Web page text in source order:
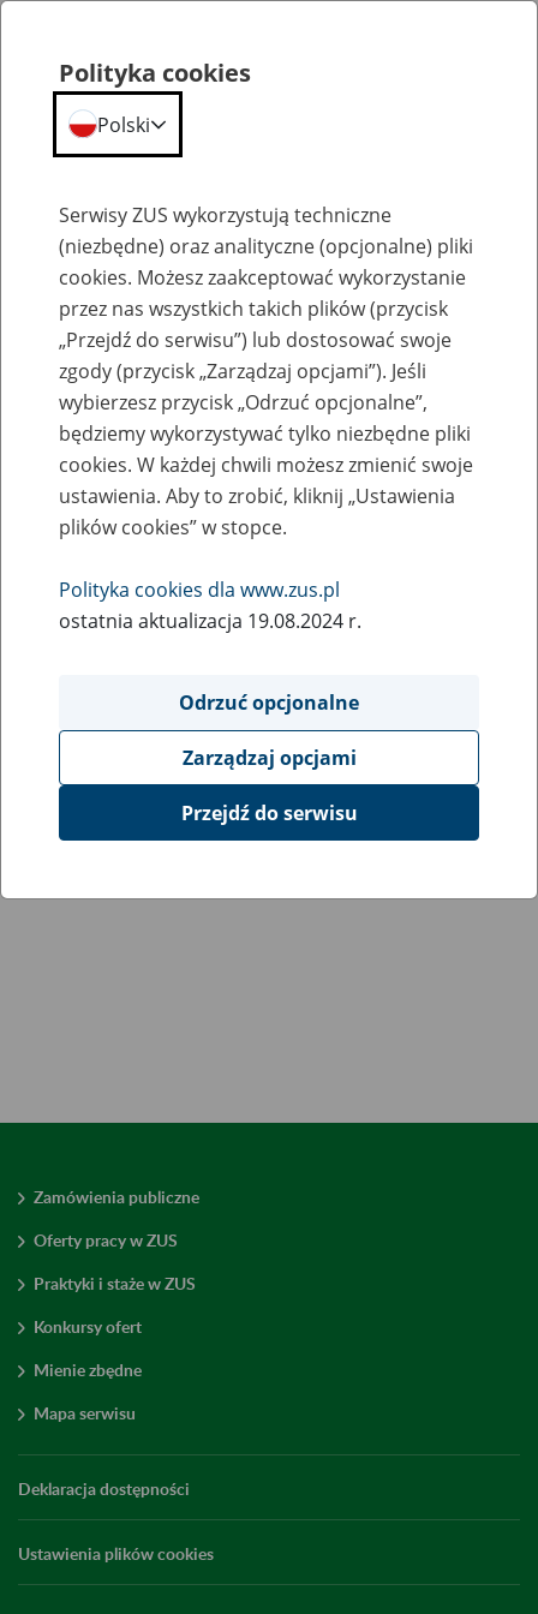
Przepraszamy,
podana strona nie została znaleziona.
Błąd 404
Przejdź do strony głównej
Zamówienia publiczne
Oferty pracy w ZUS
Praktyki i staże w ZUS
Konkursy ofert
Mienie zbędne
Mapa serwisu
Deklaracja dostępności
Ustawienia plików cookies
Polityka cookies
Polski
Serwisy ZUS wykorzystują techniczne
(niezbędne) oraz analityczne (opcjonalne) pliki
cookies. Możesz zaakceptować wykorzystanie
przez nas wszystkich takich plików (przycisk
„Przejdź do serwisu”) lub dostosować swoje
zgody (przycisk „Zarządzaj opcjami”). Jeśli
wybierzesz przycisk „Odrzuć opcjonalne”,
będziemy wykorzystywać tylko niezbędne pliki
cookies. W każdej chwili możesz zmienić swoje
ustawienia. Aby to zrobić, kliknij „Ustawienia
plików cookies” w stopce.
Polityka cookies dla www.zus.pl
ostatnia aktualizacja 19.08.2024 r.
Odrzuć opcjonalne
Zarządzaj opcjami
Przejdź do serwisu